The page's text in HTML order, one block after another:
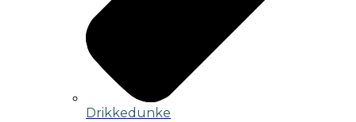
Drikkedunke